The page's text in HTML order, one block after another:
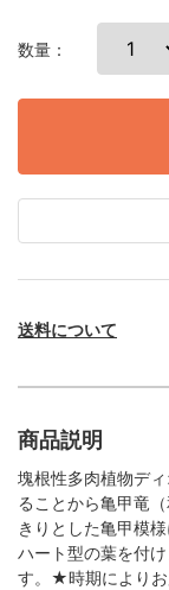
数量：
送料について
商品説明
塊根性多肉植物デ
ることから亀甲竜
きりとした亀甲模
ハート型の葉を付
す。★時期により